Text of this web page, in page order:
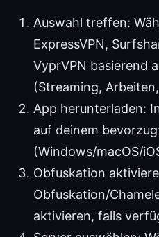
Auswahl treffen:
ExpressVPN,
VyprVPN basierend
(Streaming,
App herunterladen:
auf deinem
(Windows/macOS/
Obfuskation
Obfuskation/
aktivieren, falls